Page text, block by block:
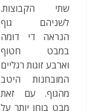
שתי הקבוצות.
לשניהם גוף
הנראה די דומה
במבט חטוף
וארבע זוגות רגליים
המובחנות היטב
מהגוף. עם זאת
מבט בוחן יותר על